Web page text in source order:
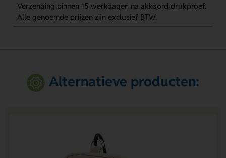
Verzending binnen 15 werkdagen na akkoord drukproef.
Alle genoemde prijzen zijn exclusief BTW.
Alternatieve producten: